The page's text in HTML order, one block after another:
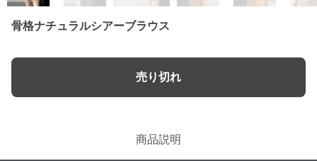
骨格ナチュラルシアーブラウス
売り切れ
商品説明